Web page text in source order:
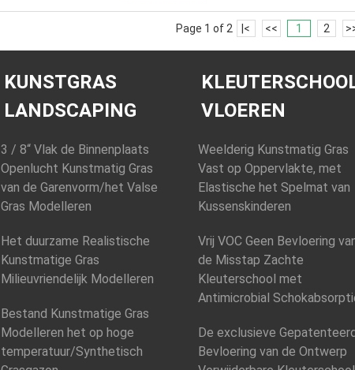
Page 1 of 2 |< << 1 2
KUNSTGRAS
LANDSCAPING
3 / 8“ Vlak de Binnenplaats
Openlucht Kunstmatig Gras
van de Garenvorm/het Valse
Gras Modelleren
Het duurzame Realistische
Kunstmatige Gras
Milieuvriendelijk Modelleren
Bestand Kunstmatige Gras
Modelleren het op hoge
temperatuur/Synthetisch
VLOEREN
Weelderig Kunstmatig Gras
Vast op Oppervlakte, met
Elastische het Spelmat van
Kussenskinderen
Vrij VOC Geen Bevloering
de Misstap Zachte
Kleuterschool met
Antimicrobial
De exclusieve
Bevloering van de Ontwerp